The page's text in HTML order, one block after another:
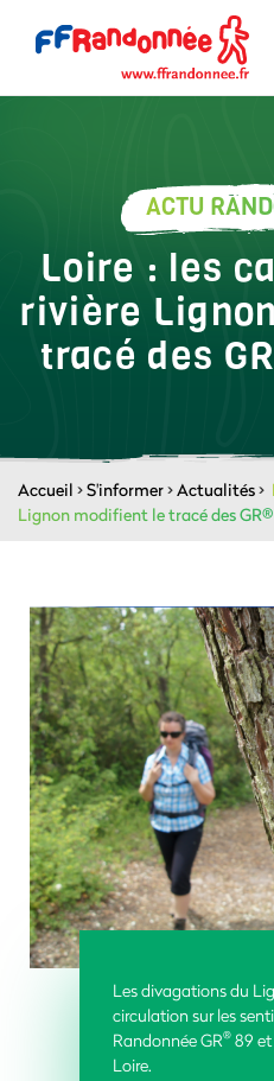
ACTU
Loire : les
rivière
tracé des
Accueil >S'informer>Actualités>
Lignon modifient le tracé des
Les divagations du
circulation sur les
RandonnéeGR® 89 et
Loire.